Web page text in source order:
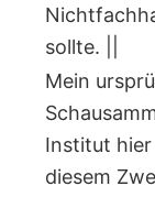
sollte. ||
Mein
Institut
diesem